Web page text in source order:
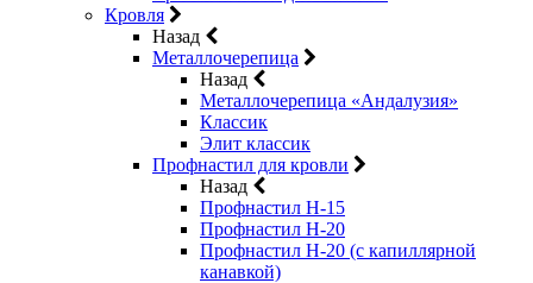
Кровля
Назад
Металлочерепица
Назад
Металлочерепица «Андалузия»
Классик
Элит классик
Профнастил для кровли
Назад
Профнастил Н-15
Профнастил Н-20
Профнастил Н-20 (с капиллярной
канавкой)